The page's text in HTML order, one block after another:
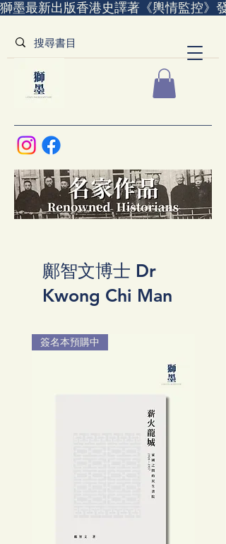
獅墨最新出版香港史譯著《輿情監控》
鄺智文博士 Dr
Kwong Chi Man
簽名本預購中